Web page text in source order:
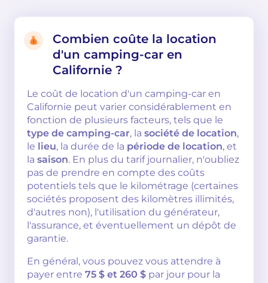
Combien coûte la location
d'un camping-car en
Californie ?
Le coût de location d'un camping-car en
Californie peut varier considérablement en
fonction de plusieurs facteurs, tels que le
type de camping-car, la société de location,
le lieu, la durée de la période de location, et
la saison. En plus du tarif journalier, n'oubliez
pas de prendre en compte des coûts
potentiels tels que le kilométrage (certaines
sociétés proposent des kilomètres illimités,
d'autres non), l'utilisation du générateur,
l'assurance, et éventuellement un dépôt de
garantie.
En général, vous pouvez vous attendre à
payer entre 75 $ et 260 $ par jour pour la